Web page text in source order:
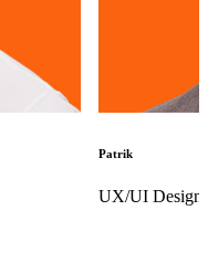
Patrik
UX/UI